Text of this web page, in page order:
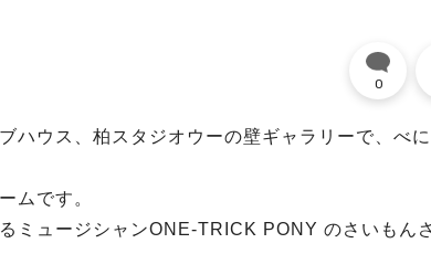
0
ハウス、柏スタジオウーの壁ギャラリーで、べ
ムです。
ミュージシャンONE-TRICK PONY のさいもん